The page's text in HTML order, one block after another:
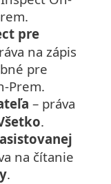
pre
na zápis
pre
Prem.
– práva
.
na čítanie
.